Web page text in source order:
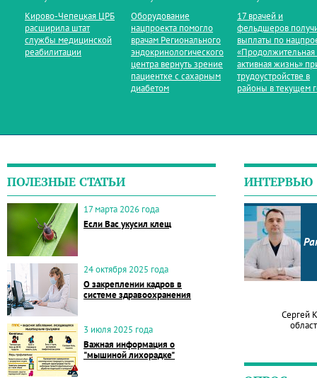
Кирово‑Чепецкая ЦРБ
расширила штат
службы медицинской
реабилитации
Оборудование
нацпроекта помогло
врачам Регионального
эндокринологического
центра вернуть зрение
пациентке с сахарным
диабетом
17 врачей и
фельдшеров
выплаты по
«Продолжительная
активная жизнь»
трудоустройстве в
районы в текущем
ПОЛЕЗНЫЕ СТАТЬИ
17 марта 2026 года
Если Вас укусил клещ
24 октября 2025 года
О закреплении кадров в
системе здравоохранения
3 июля 2025 года
Важная информация о
"мышиной лихорадке"
ИНТЕРВЬЮ
Сергей